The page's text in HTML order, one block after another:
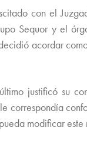
con el
Sequor y el
acordar
justificó su
modificar